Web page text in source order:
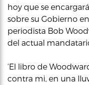
hoy que se
sobre su Gobierno
periodista Bob
del actual
‘El libro de
contra mi, en una